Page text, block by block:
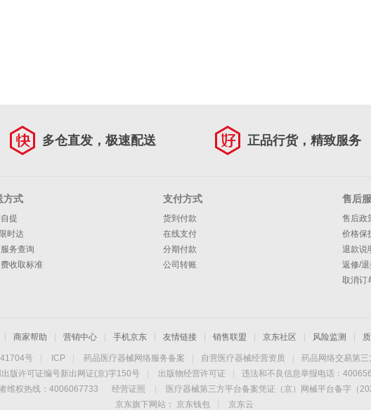
多仓直发，极速配送 正品行货，精致服务
方式
提
时达
务查询
收取标准
支付方式
货到付款
在线支付
分期付款
公司转账
售后
售后政
价格保
退款说
返修/
取消订
商家帮助 营销中心 手机京东 友情链接 销售联盟 京东社区 风险监测
号 ICP 药品医疗器械网络服务备案 自营医疗器械经营资质 药品网络交易第
版许可证编号新出网证(京)字150号
出版物经营许可证
违法和不良信息举报电话：
维权热线：4006067733 经营证照 医疗器械第三方平台备案凭证（京）网械平台备字（
京东旗下网站：
京东钱包 京东云